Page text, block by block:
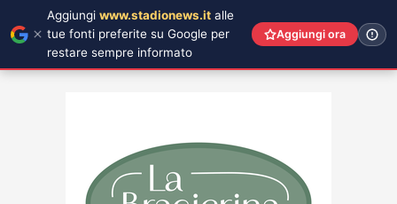
Aggiungi www.stadionews.it alle
tue fonti preferite su Google per
restare sempre informato
Aggiungi ora